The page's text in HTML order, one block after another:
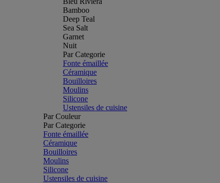
Bamboo
Deep Teal
Sea Salt
Garnet
Nuit
Par Categorie
Fonte émaillée
Céramique
Bouilloires
Moulins
Silicone
Ustensiles de cuisine
Par Couleur
Par Categorie
Fonte émaillée
Céramique
Bouilloires
Moulins
Silicone
Ustensiles de cuisine